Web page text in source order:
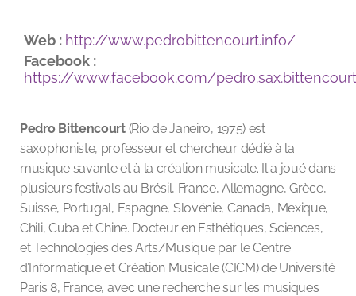
Web : http://www.pedrobittencourt.info/
Facebook :
https://www.facebook.com/pedro.sax.bittencourt
Pedro Bittencourt (Rio de Janeiro, 1975) est
saxophoniste, professeur et chercheur dédié à la
musique savante et à la création musicale. Il a joué dans
plusieurs festivals au Brésil, France, Allemagne, Grèce,
Suisse, Portugal, Espagne, Slovénie, Canada, Mexique,
Chili, Cuba et Chine. Docteur en Esthétiques, Sciences,
et Technologies des Arts/Musique par le Centre
d’Informatique et Création Musicale (CICM) de Université
Paris 8, France, avec une recherche sur les musiques